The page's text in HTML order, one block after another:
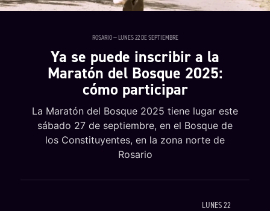
ROSARIO — LUNES 22 DE SEPTIEMBRE
Ya se puede inscribir a la
Maratón del Bosque 2025:
cómo participar
La Maratón del Bosque 2025 tiene lugar este
sábado 27 de septiembre, en el Bosque de
los Constituyentes, en la zona norte de
Rosario
LUNES 22